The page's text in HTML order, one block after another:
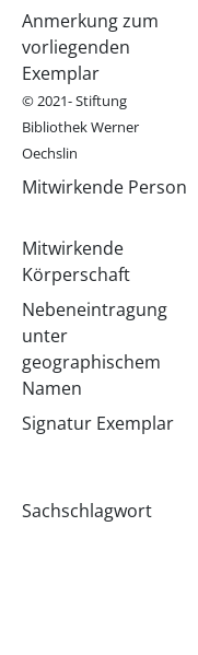
Anmerkung zum
vorliegenden
Exemplar
© 2021- Stiftung
Bibliothek Werner
Oechslin
Mitwirkende Person
Mitwirkende
Körperschaft
Nebeneintragung
unter
geographischem
Namen
Signatur Exemplar
Sachschlagwort